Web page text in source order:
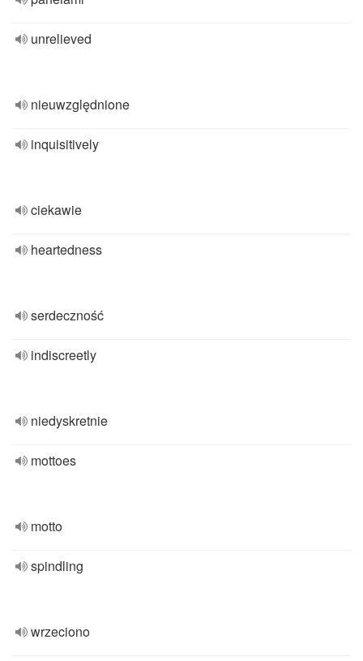
unrelieved
nieuwzględnione
inquisitively
ciekawie
heartedness
serdeczność
indiscreetly
niedyskretnie
mottoes
motto
spindling
wrzeciono